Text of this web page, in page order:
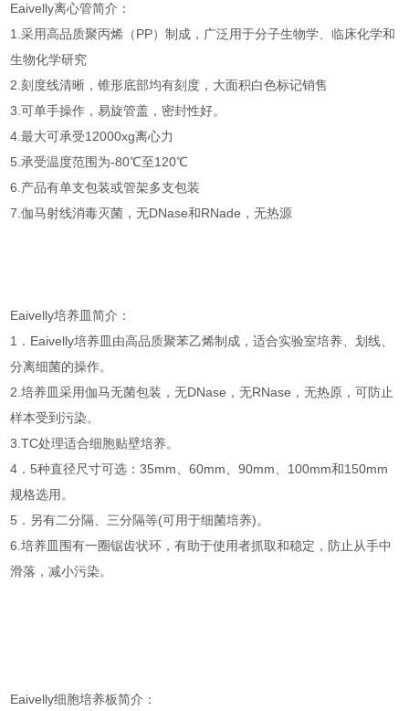
Eaivelly离心管简介：
1.采用高品质聚丙烯（PP）制成，广泛用于分子生物学、临床化学和
生物化学研究
2.刻度线清晰，锥形底部均有刻度，大面积白色标记销售
3.可单手操作，易旋管盖，密封性好。
4.最大可承受12000xg离心力
5.承受温度范围为-80℃至120℃
6.产品有单支包装或管架多支包装
7.伽马射线消毒灭菌，无DNase和RNade，无热源
Eaivelly培养皿简介：
1．Eaivelly培养皿由高品质聚苯乙烯制成，适合实验室培养、划线、
分离细菌的操作。
2.培养皿采用伽马无菌包装，无DNase，无RNase，无热原，可防止
样本受到污染。
3.TC处理适合细胞贴壁培养。
4．5种直径尺寸可选：35mm、60mm、90mm、100mm和150mm
规格选用。
5．另有二分隔、三分隔等(可用于细菌培养)。
6.培养皿围有一圈锯齿状环，有助于使用者抓取和稳定，防止从手中
滑落，减小污染。
Eaivelly细胞培养板简介：